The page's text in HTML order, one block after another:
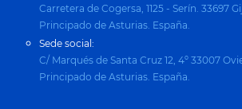
Carretera de Cogersa, 1125 - Serín. 33697
Principado de Asturias. España.
Sede social:
C/ Marqués de Santa Cruz 12, 4º 33007
Principado de Asturias. España.